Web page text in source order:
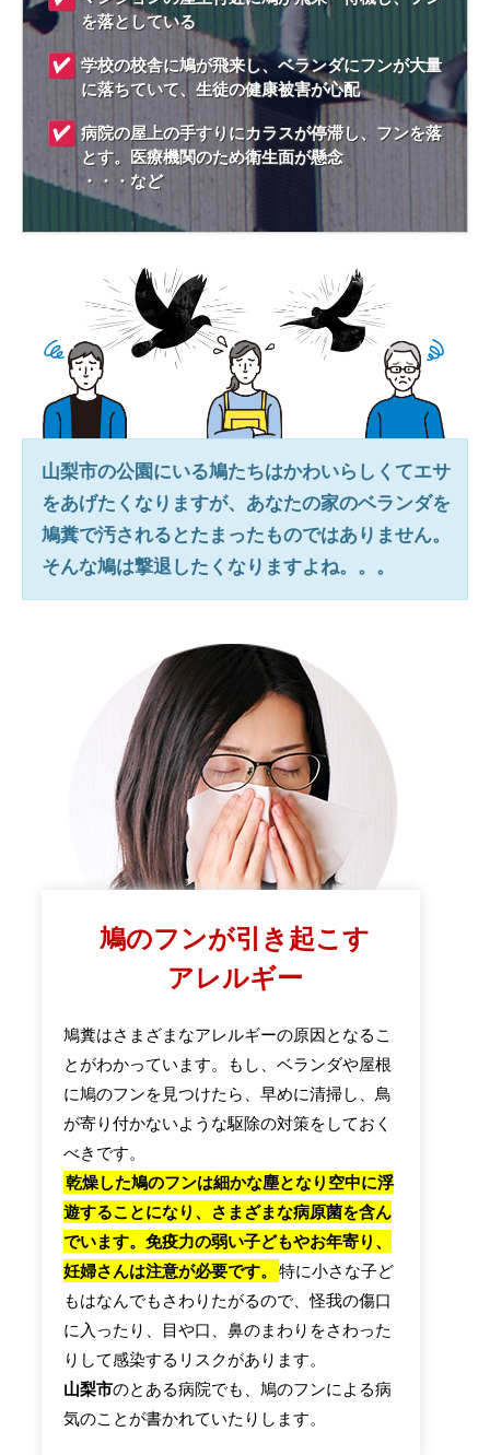
を落としている
学校の校舎に鳩が飛来し、ベランダにフンが大量
に落ちていて、生徒の健康被害が心配
病院の屋上の手すりにカラスが停滞し、フンを落
とす。医療機関のため衛生面が懸念
・・・など
山梨市の公園にいる鳩たちはかわいらしくてエサ
をあげたくなりますが、あなたの家のベランダを
鳩糞で汚されるとたまったものではありません。
そんな鳩は撃退したくなりますよね。。。
鳩のフンが引き起こす
アレルギー
鳩糞はさまざまなアレルギーの原因となるこ
とがわかっています。もし、ベランダや屋根
に鳩のフンを見つけたら、早めに清掃し、鳥
が寄り付かないような駆除の対策をしておく
べきです。
乾燥した鳩のフンは細かな塵となり空中に浮
遊することになり、さまざまな病原菌を含ん
でいます。免疫力の弱い子どもやお年寄り、
妊婦さんは注意が必要です。
特に小さな子ど
もはなんでもさわりたがるので、怪我の傷口
に入ったり、目や口、鼻のまわりをさわった
りして感染するリスクがあります。
山梨市のとある病院でも、鳩のフンによる病
気のことが書かれていたりします。